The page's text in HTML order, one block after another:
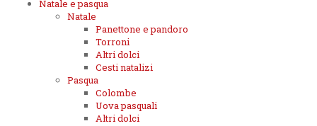
Natale e pasqua
Natale
Panettone e pandoro
Torroni
Altri dolci
Cesti natalizi
Pasqua
Colombe
Uova pasquali
Altri dolci